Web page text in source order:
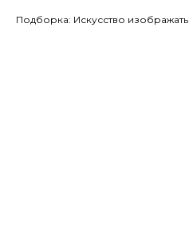
Подборка: Искусство изображать